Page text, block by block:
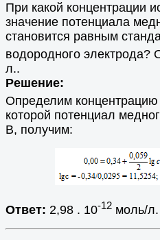
При какой концентрации
значение потенциала
становится равным
водородного электрода?
л..
Решение:
Определим концентрацию
которой потенциал
В, получим:
Ответ: 2,98 . 10-12 моль/л.